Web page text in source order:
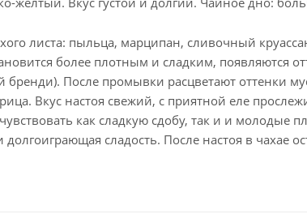
листа: пыльца, марципан, сливочный
более плотным и сладким, появляются
бренди). После промывки расцветают оттенки
Вкус настоя свежий, с приятной еле
как сладкую сдобу, так и и молодые
долгоиграющая сладость. После настоя в чахае